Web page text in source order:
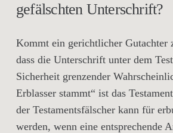
gefälschten Unterschrift?
Kommt ein gerichtlicher Gutachter
dass die Unterschrift unter dem
Sicherheit grenzender
Erblasser stammt“ ist das
der Testamentsfälscher kann für
werden, wenn eine entsprechende